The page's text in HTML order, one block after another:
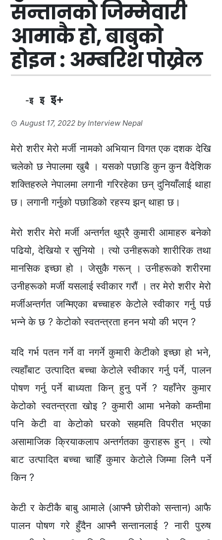
सन्तानको जिम्मेवारी
आमाकै हो, बाबुको
होइन : अम्बरिश पोख्रेल
-इ इ इ+
August 17, 2022 byInterview Nepal
मेरो शरीर मेरो मर्जी नामको अभियान विगत एक दशक देखि
चलेको छ नेपालमा खुबै । यसको पछाडि कुन कुन वैदेशिक
शक्तिहरुले नेपालमा लगानी गरिरहेका छन् दुनियाँलाई थाहा
छ। लगानी गर्नुको पछाडिको रहस्य झन् थाहा छ।
मेरो शरीर मेरो मर्जी अन्तर्गत थुप्रै कुमारी आमाहरु बनेको
पढियो, देखियो र सुनियो । त्यो उनीहरूको शारीरिक तथा
मानसिक इच्छा हो । जेसुकै गरून् । उनीहरूको शरीरमा
उनीहरूको मर्जी यसलाई स्वीकार गरौं । तर मेरो शरीर मेरो
मर्जीअन्तर्गत जन्मिएका बच्चाहरु केटोले स्वीकार गर्नु पर्छ
भन्ने के छ ? केटोको स्वतन्त्रता हनन भयो की भएन ?
यदि गर्भ पतन गर्ने वा नगर्ने कुमारी केटीको इच्छा हो भने,
त्यहाँबाट उत्पादित बच्चा केटोले स्वीकार गर्नु पर्ने, पालन
पोषण गर्नु पर्ने बाध्यता किन् हुनु पर्ने ? यहाँनेर कुमार
केटोको स्वतन्त्रता खोइ ? कुमारी आमा भनेको कम्तीमा
पनि केटी वा केटोको घरको सहमति विपरीत भएका
असामाजिक क्रियाकलाप अन्तर्गतका कुराहरू हुन् । त्यो
बाट उत्पादित बच्चा चाहिँ कुमार केटोले जिम्मा लिनै पर्ने
किन ?
केटी र केटीकै बाबु आमाले (आफ्नै छोरीको सन्तान) आफै
पालन पोषण गरे हुँदैन आफ्नै सन्तानलाई ? नारी पुरुष